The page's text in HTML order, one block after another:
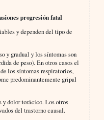
progresión fatal
y dependen del tipo de
y gradual y los síntomas son
de peso). En otros casos el
los síntomas respiratorios,
predominantemente gripal
y dolor torácico. Los otros
del trastorno causal.